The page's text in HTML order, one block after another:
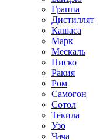
Граппа
Дистиллят
Кашаса
Марк
Мескаль
Писко
Ракия
Ром
Самогон
Сотол
Текила
Узо
Чача